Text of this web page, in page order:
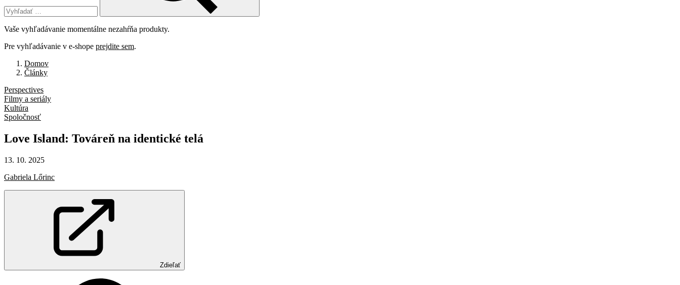
Vaše vyhľadávanie momentálne nezahŕňa produkty.
Pre vyhľadávanie v e-shope prejdite sem.
Domov
Články
Perspectives
Filmy a seriály
Kultúra
Spoločnosť
Love Island: Továreň na identické telá
13. 10. 2025
Gabriela Lőrinc
Zdieľať